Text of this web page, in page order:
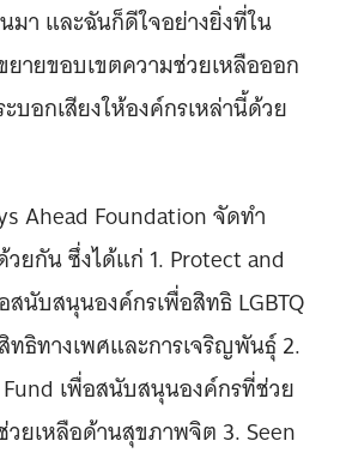
า และฉันก็ดีใจอย่างยิ่งที่ใน
ายขอบเขตความช่วยเหลือออก
บอกเสียงให้องค์กรเหล่านี้ด้วย
Ahead Foundation จัดทำ
ยกัน ซึ่งได้แก่ 1. Protect and
สนับสนุนองค์กรเพื่อสิทธิ LGBTQ
ธิทางเพศและการเจริญพันธุ์ 2.
เพื่อสนับสนุนองค์กรที่ช่วย
วยเหลือด้านสุขภาพจิต 3. Seen